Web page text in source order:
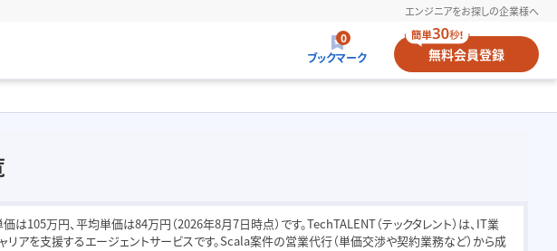
エンジニアをお探しの企業様へ
ブックマーク
0
無料会員登録
は105万円、平均単価は84万円（2026年8月7日時点）です。TechTALENT（テックタレント）は、IT業
アを支援するエージェントサービスです。Scala案件の営業代行（単価交渉や契約業務など）から成